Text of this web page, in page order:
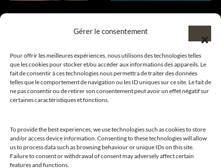
Gérer le consentement
Pour offrir les meilleures expériences, nous utilisons des technologies telles
que les cookies pour stocker et/ou accéder aux informations des appareils. Le
fait de consentir à ces technologies nous permettra de traiter des données
telles que le comportement de navigation ou les ID uniques sur ce site. Le fait de
ne pas consentir ou de retirer son consentement peut avoir un effet négatif sur
certaines caractéristiques et fonctions.
To provide the best experiences, we use technologies such as cookies to store
and/or access device information. Consenting to these technologies will allow
us to process data such as browsing behaviour or unique IDs on this site.
Failure to consent or withdrawal of consent may adversely affect certain
features and functions.
Bienvenue au sein du CLUB AMILCAR !
Nous contacter et rejoindre le